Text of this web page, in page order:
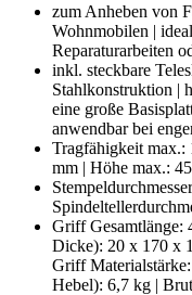
zum Anheben von
Wohnmobilen |
Reparaturarbeiten
inkl. steckbare
Stahlkonstruktion |
eine große
anwendbar bei
Tragfähigkeit max.:
mm | Höhe max.:
Griff Gesamtlänge:
Dicke): 20 x 170 x
Griff
Hebel): 6,7 kg |